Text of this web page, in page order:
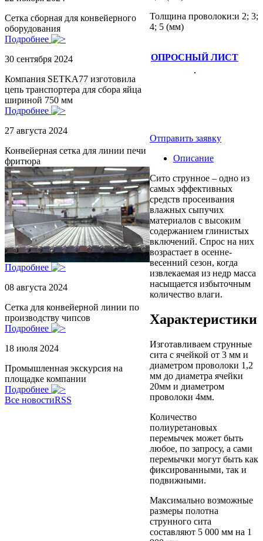
Сетка сборная для конвейерного
оборудования
Подробнее
30 сентября 2024
Компания SETKA77 изготовила
цепь транспортера для сбора яйца
шириной 750 мм
Подробнее
27 августа 2024
Конвейерная сетка для линии печи
фритюра
Подробнее
08 августа 2024
Сетка для конвейерной линии по
производству чипсов
Подробнее
18 июля 2024
Промышленная экскурсия на
площадке компании
Подробнее
Все новостиRSS
Толщина проволоки:и 2; 3;
4; 5 (мм)
ОПРОСНЫЙ ЛИСТ
Отправить заявку
Описание
Сито струнное – одно из
самых эффективных
средств просеивания
влажных сыпучих
материалов с высоким
содержанием глинистых
включений. Спрос на них
возрастает в осенне-
весенний сезон, когда
извлекаемая из недр масса
насыщается избыточным
количество влаги.
Характеристики
Изготавливаем струнные
сита с ячейкой от 3 мм и
диаметром проволоки 1,2
мм до диаметра ячейки
20мм и диаметром
проволоки 4мм.
Количество
полиуретановых
перемычек может быть
любое, по запросу, а сами
перемычки могут быть как
фиксированными, так и
подвижными.
Максимально возможные
размеры полотна
струнного сита
составляют 5 000 мм на 1